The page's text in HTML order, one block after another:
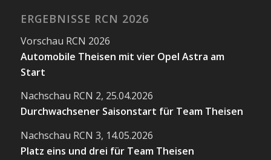
ERGEBNISSE RCN 2026
Vorschau RCN 2026
Automobile Theisen mit vier Opel Astra am
Start
Nachschau RCN 2, 25.04.2026
Durchwachsener Saisonstart für Team Theisen
Nachschau RCN 3, 14.05.2026
Platz eins und drei für Team Theisen